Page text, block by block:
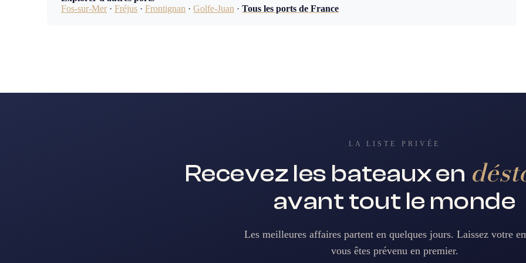
Fos-sur-Mer · Fréjus · Frontignan · Golfe-Juan · Tous les ports de France
LA LISTE PRIVÉE
Recevez les bateaux en
avant tout le monde
Les meilleures affaires partent en quelques jours. Laissez votre
vous êtes prévenu en premier.